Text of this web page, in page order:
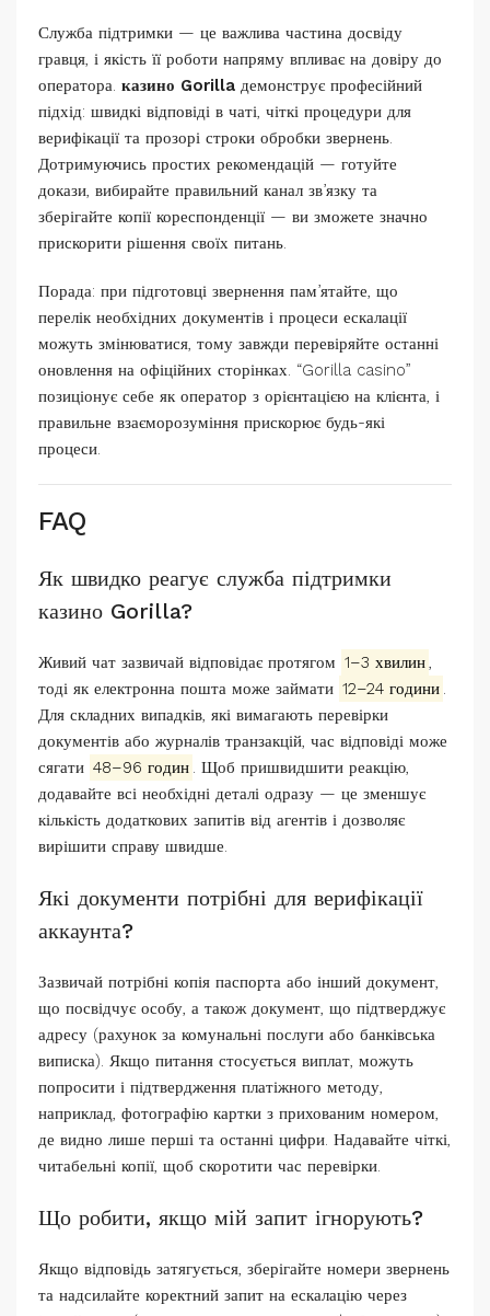
Служба підтримки — це важлива частина досвіду
гравця, і якість її роботи напряму впливає на довіру до
оператора. казино Gorilla демонструє професійний
підхід: швидкі відповіді в чаті, чіткі процедури для
верифікації та прозорі строки обробки звернень.
Дотримуючись простих рекомендацій — готуйте
докази, вибирайте правильний канал зв’язку та
зберігайте копії кореспонденції — ви зможете значно
прискорити рішення своїх питань.
Порада: при підготовці звернення пам’ятайте, що
перелік необхідних документів і процеси ескалації
можуть змінюватися, тому завжди перевіряйте останні
оновлення на офіційних сторінках. “Gorilla casino”
позиціонує себе як оператор з орієнтацією на клієнта, і
правильне взаєморозуміння прискорює будь-які
процеси.
FAQ
Як швидко реагує служба підтримки
казино Gorilla?
Живий чат зазвичай відповідає протягом 1–3 хвилин,
тоді як електронна пошта може займати 12–24 години .
Для складних випадків, які вимагають перевірки
документів або журналів транзакцій, час відповіді може
сягати 48–96 годин . Щоб пришвидшити реакцію,
додавайте всі необхідні деталі одразу — це зменшує
кількість додаткових запитів від агентів і дозволяє
вирішити справу швидше.
Які документи потрібні для верифікації
аккаунта?
Зазвичай потрібні копія паспорта або інший документ,
що посвідчує особу, а також документ, що підтверджує
адресу (рахунок за комунальні послуги або банківська
виписка). Якщо питання стосується виплат, можуть
попросити і підтвердження платіжного методу,
наприклад, фотографію картки з прихованим номером,
де видно лише перші та останні цифри. Надавайте чіткі,
читабельні копії, щоб скоротити час перевірки.
Що робити, якщо мій запит ігнорують?
Якщо відповідь затягується, зберігайте номери звернень
та надсилайте коректний запит на ескалацію через